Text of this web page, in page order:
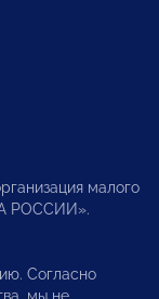
малого
РОССИИ».
Согласно